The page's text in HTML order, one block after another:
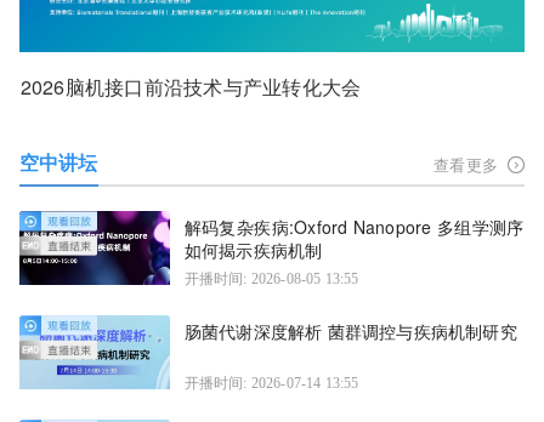
2026脑机接口前沿技术与产业转化大会
空中讲坛 查看更多
解码复杂疾病:Oxford Nanopore 多组学测序
如何揭示疾病机制
开播时间: 2026-08-05 13:55
肠菌代谢深度解析 菌群调控与疾病机制研究
开播时间: 2026-07-14 13:55